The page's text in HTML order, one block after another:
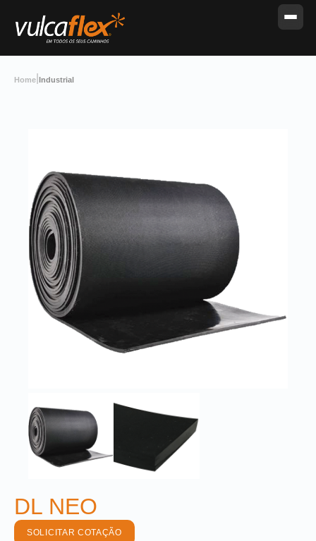
Home Industrial
DL NEO
SOLICITAR COTAÇÃO